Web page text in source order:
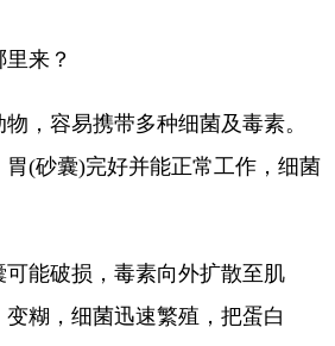
来？
容易携带多种细菌及毒素。
(砂囊)完好并能正常工作，细菌
能破损，毒素向外扩散至肌
糊，细菌迅速繁殖，把蛋白